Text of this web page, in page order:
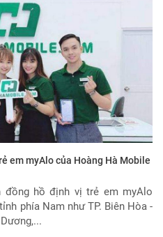
em myAlo của Hoàng Hà Mobile
đồng hồ định vị trẻ em myAlo
phía Nam như TP. Biên Hòa -